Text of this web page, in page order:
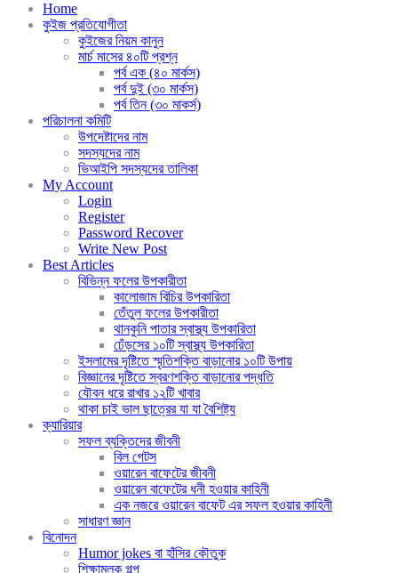
Home
কুইজ প্রতিযোগীতা
কুইজের নিয়ম কানুন
মার্চ মাসের ৪০টি প্রশ্ন
পর্ব এক (৪০ মার্কস)
পর্ব দুই (৩০ মার্কস)
পর্ব তিন (৩০ মাকর্স)
পরিচালনা কমিটি
উপদেষ্টাদের নাম
সদস্যদের নাম
ভিআইপি সদস্যদের তালিকা
My Account
Login
Register
Password Recover
Write New Post
Best Articles
বিভিন্ন ফলের উপকারীতা
কালোজাম বিচির উপকারিতা
তেঁতুল ফলের উপকারীতা
থানকুনি পাতার স্বাস্থ্য উপকারিতা
ঢেঁড়সের ১০টি স্বাস্থ্য উপকারিতা
ইসলামের দৃষ্টিতে স্মৃতিশক্তি বাড়ানোর ১০টি উপায়
বিজ্ঞানের দৃষ্টিতে স্বরণশক্তি বাড়ানোর পদ্ধতি
যৌবন ধরে রাখার ১২টি খাবার
থাকা চাই ভাল ছাত্রের যা যা বৈশিষ্ট্য
ক্যারিয়ার
সফল ব্যক্তিদের জীবনী
বিল গেটস
ওয়ারেন বাফেটের জীবনী
ওয়ারেন বাফেটের ধনী হওয়ার কাহিনী
এক নজরে ওয়ারেন বাফেট এর সফল হওয়ার কাহিনী
সাধারণ জ্ঞান
বিনোদন
Humor jokes বা হাঁসির কৌতুক
শিক্ষামূলক গল্প